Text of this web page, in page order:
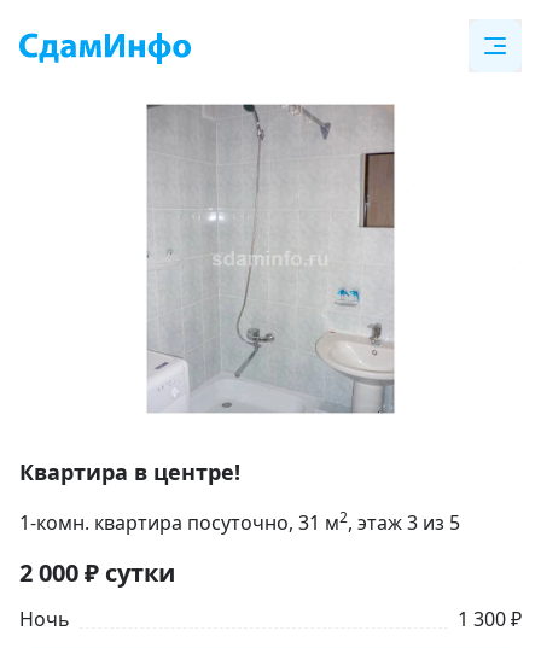
1
2
Квартира в центре!
1-комн. квартира посуточно, 31 м2, этаж 3 из 5
2 000₽ сутки
Ночь 1 300 ₽